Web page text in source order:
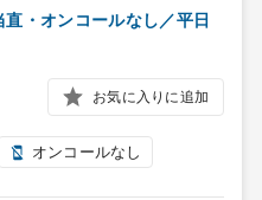
・オンコールなし／平日
お気に入りに追加
オンコールなし